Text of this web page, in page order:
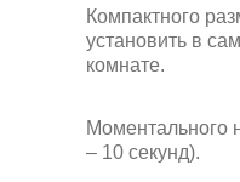
Компактного
установить в
комнате.
Моментального
– 10 секунд).